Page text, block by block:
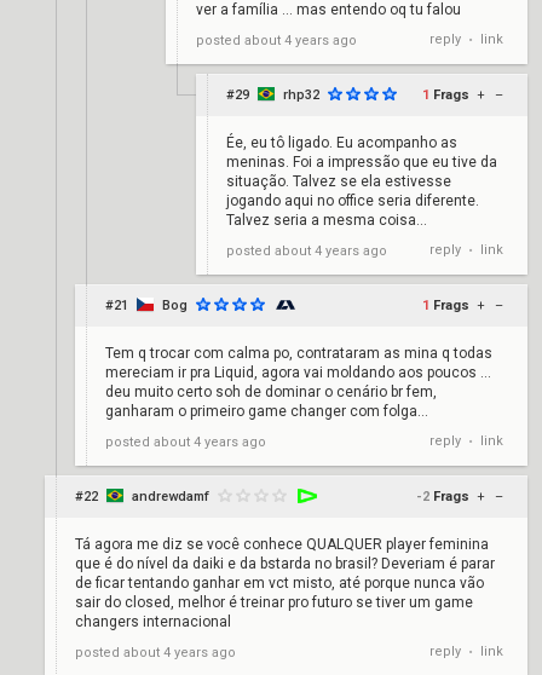
ver a família … mas entendo oq tu falou
posted about 4 years ago reply • link
#29 rhp32 1 Frags + –
Ée, eu tô ligado. Eu acompanho as
meninas. Foi a impressão que eu tive da
situação. Talvez se ela estivesse
jogando aqui no office seria diferente.
Talvez seria a mesma coisa...
posted about 4 years ago reply • link
#21 Bog 1 Frags + –
Tem q trocar com calma po, contrataram as mina q todas
mereciam ir pra Liquid, agora vai moldando aos poucos …
deu muito certo soh de dominar o cenário br fem,
ganharam o primeiro game changer com folga…
posted about 4 years ago reply • link
#22 andrewdamf -2 Frags + –
Tá agora me diz se você conhece QUALQUER player feminina
que é do nível da daiki e da bstarda no brasil? Deveriam é parar
de ficar tentando ganhar em vct misto, até porque nunca vão
sair do closed, melhor é treinar pro futuro se tiver um game
changers internacional
posted about 4 years ago reply • link